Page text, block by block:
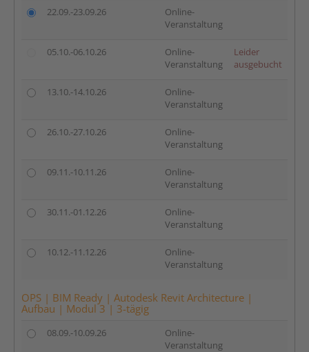
22.09.-23.09.26
Online-
Veranstaltung
05.10.-06.10.26
Online-
Veranstaltung
Leider
ausgebucht
13.10.-14.10.26
Online-
Veranstaltung
26.10.-27.10.26
Online-
Veranstaltung
09.11.-10.11.26
Online-
Veranstaltung
30.11.-01.12.26
Online-
Veranstaltung
10.12.-11.12.26
Online-
Veranstaltung
OPS | BIM Ready | Autodesk Revit Architecture |
Aufbau | Modul 3 | 3-tägig
08.09.-10.09.26
Online-
Veranstaltung